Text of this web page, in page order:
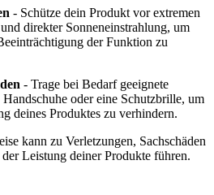
- Schütze dein Produkt vor extremen
direkter Sonneneinstrahlung, um
der Funktion zu
- Trage bei Bedarf geeignete
oder eine Schutzbrille, um
deines Produktes zu verhindern.
kann zu Verletzungen, Sachschäden
Leistung deiner Produkte führen.